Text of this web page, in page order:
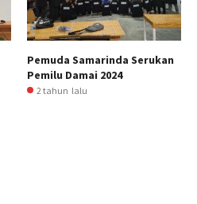
Pemuda Samarinda Serukan
Pemilu Damai 2024
2 tahun lalu